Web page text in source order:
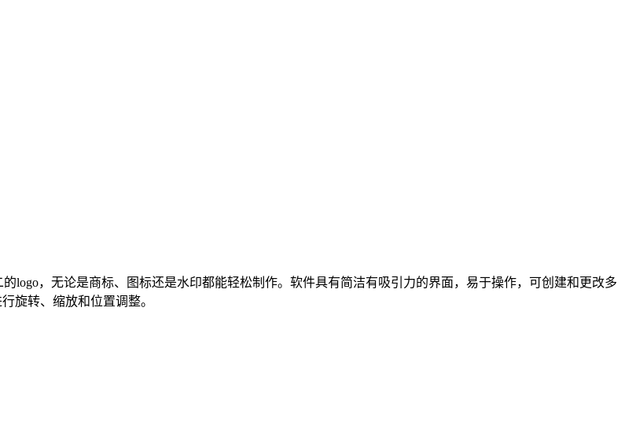
的logo，无论是商标、图标还是水印都能轻松制作。软件具有简洁有吸引力的界面，易于操作，可创建和更改多
旋转、缩放和位置调整。